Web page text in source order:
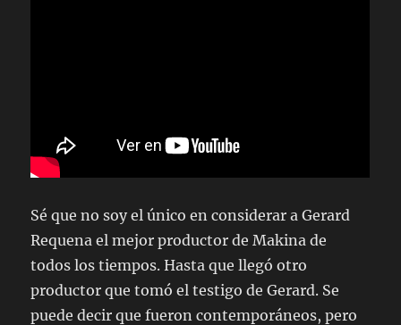
Sé que no soy el único en considerar a Gerard
Requena el mejor productor de Makina de
todos los tiempos. Hasta que llegó otro
productor que tomó el testigo de Gerard. Se
puede decir que fueron contemporáneos, pero